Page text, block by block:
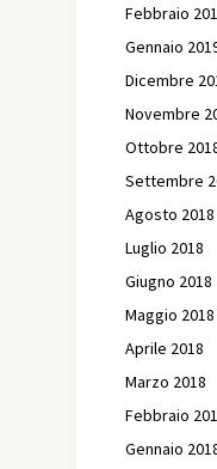
Febbraio
Gennaio
Dicembre
Novembre
Ottobre
Settembre
Agosto 2018
Luglio 2018
Giugno 2018
Maggio 2018
Aprile 2018
Marzo 2018
Febbraio
Gennaio